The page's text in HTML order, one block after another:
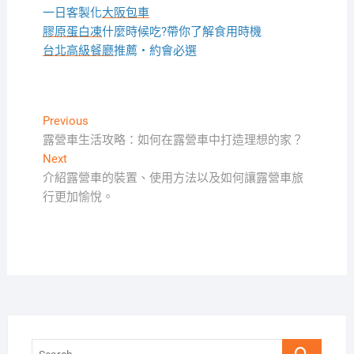
一日客製化大阪包車
膠原蛋白凍什麼時候吃?帶你了解食用時機
台北高級餐廳推薦・約會必選
文
章
導
覽
PreviousPrevious
post:
露營車生活攻略：如何在露營車中打造理想的家？
NextNext
post:
介紹露營車的裝置、使用方法以及如何讓露營車旅
行更加愉悅。
Search